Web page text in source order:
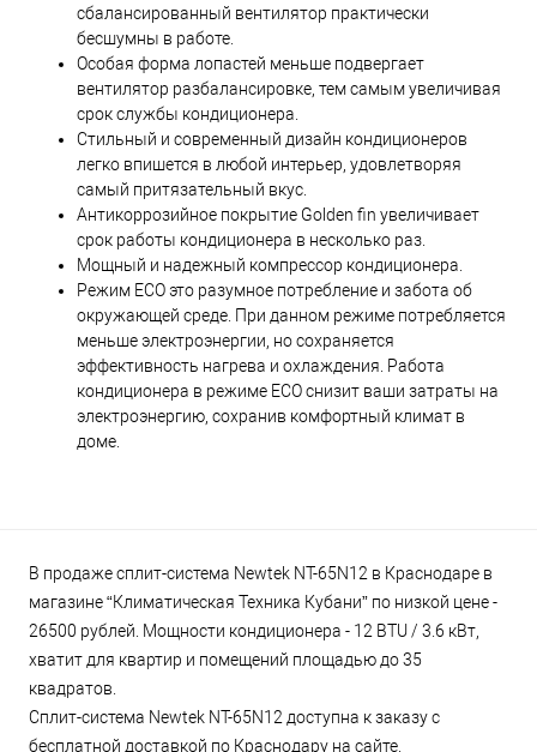
сбалансированный вентилятор практически
бесшумны в работе.
Особая форма лопастей меньше подвергает
вентилятор разбалансировке, тем самым увеличивая
срок службы кондиционера.
Стильный и современный дизайн кондиционеров
легко впишется в любой интерьер, удовлетворяя
самый притязательный вкус.
Антикоррозийное покрытие Golden fin увеличивает
срок работы кондиционера в несколько раз.
Мощный и надежный компрессор кондиционера.
Режим ЕСО это разумное потребление и забота об
окружающей среде. При данном режиме потребляется
меньше электроэнергии, но сохраняется
эффективность нагрева и охлаждения. Работа
кондиционера в режиме ЕСО снизит ваши затраты на
электроэнергию, сохранив комфортный климат в
доме.
В продаже сплит-система Newtek NT-65N12 в Краснодаре в
магазине “Климатическая Техника Кубани” по низкой цене -
26500 рублей. Мощности кондиционера - 12 BTU / 3.6 кВт,
хватит для квартир и помещений площадью до 35
квадратов.
Сплит-система Newtek NT-65N12 доступна к заказу с
бесплатной доставкой по Краснодару на сайте.